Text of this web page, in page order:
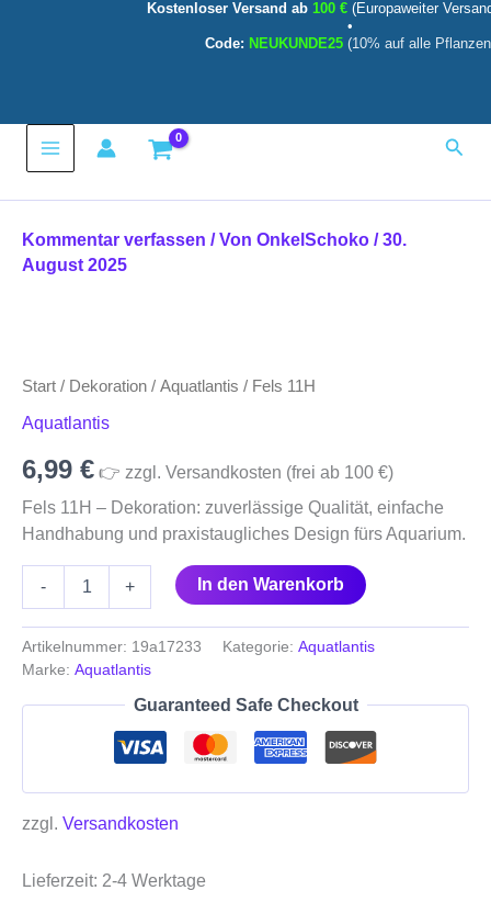
Kostenloser Versand ab 100 € (Europaweiter
•
Code: NEUKUNDE25 (10% auf alle
Main
Kommentar verfassen / Von OnkelSchoko /30.
August 2025
Start / Dekoration / Aquatlantis / Fels 11H
Aquatlantis
6,99 € 👉 zzgl. Versandkosten (frei ab 100 €)
Fels 11H – Dekoration: zuverlässige Qualität, einfache
Handhabung und praxistaugliches Design fürs Aquarium.
- + In den Warenkorb
Artikelnummer: 19a17233 Kategorie: Aquatlantis
Marke: Aquatlantis
Guaranteed Safe Checkout
zzgl. Versandkosten
Lieferzeit: 2-4 Werktage